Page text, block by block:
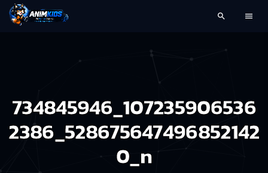
search menu
734845946_107235906536
2386_528675647496852142
0_n